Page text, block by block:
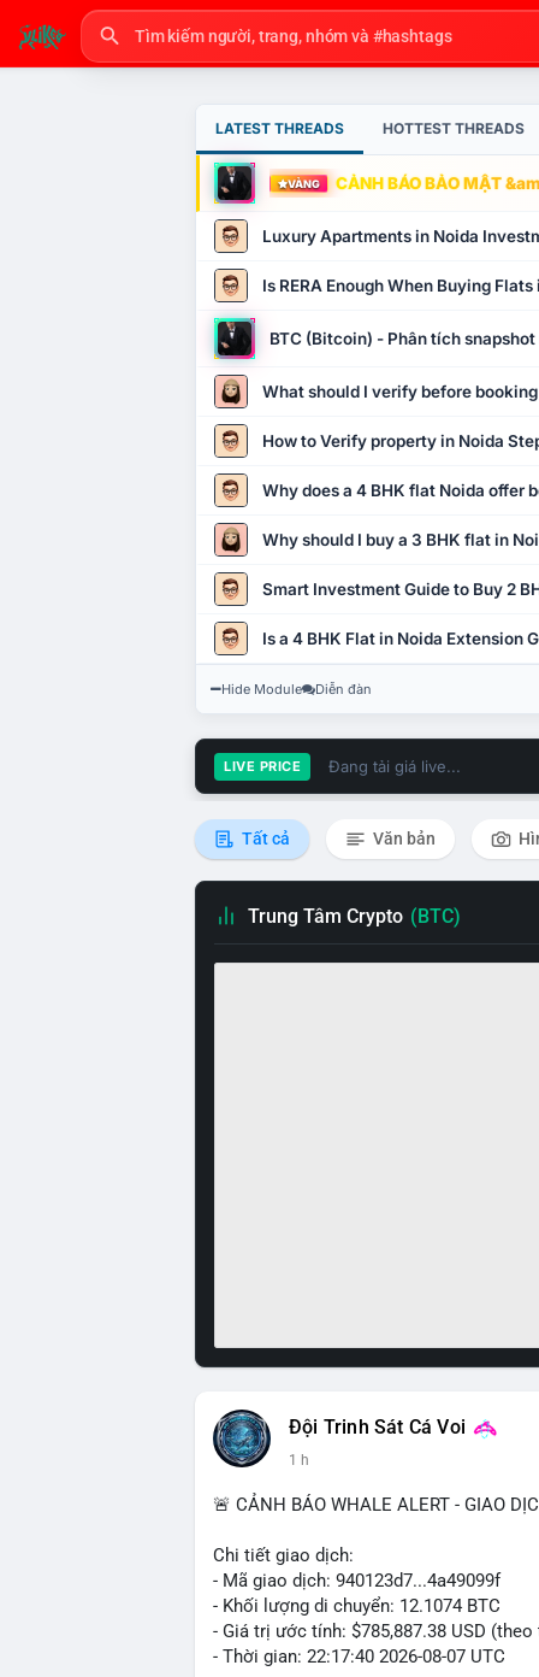
LATEST THREADS HOTTEST THREADS
VÀNG CẢNH BÁO BẢO MẬT
Luxury Apartments in Noida
Is RERA Enough When Buying Flats
BTC (Bitcoin) - Phân tích
What should I verify before
How to Verify property in Noida
Why does a 4 BHK flat Noida offer
Why should I buy a 3 BHK flat in
Smart Investment Guide to Buy 2
Is a 4 BHK Flat in Noida Extension
Hide Module Diễn đàn
LIVE PRICE Đang tải giá live...
Tất cả Văn bản
Trung Tâm Crypto (BTC)
Đội Trinh Sát Cá Voi
1 h
🚨 CẢNH BÁO WHALE ALERT - GIAO
Chi tiết giao dịch:
- Mã giao dịch: 940123d7...4a49099f
- Khối lượng di chuyển: 12.1074 BTC
- Giá trị ước tính: $785,887.38 USD (theo
- Thời gian: 22:17:40 2026-08-07 UTC